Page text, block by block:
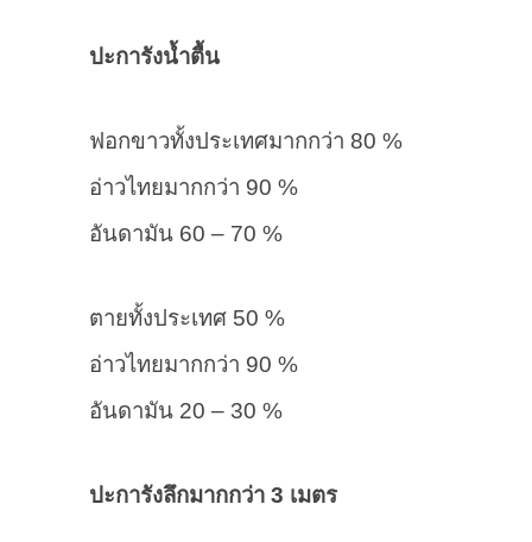
ปะการังน้ำตื้น
ฟอกขาวทั้งประเทศมากกว่า 80 %
อ่าวไทยมากกว่า 90 %
อันดามัน 60 – 70 %
ตายทั้งประเทศ 50 %
อ่าวไทยมากกว่า 90 %
อันดามัน 20 – 30 %
ปะการังลึกมากกว่า 3 เมตร